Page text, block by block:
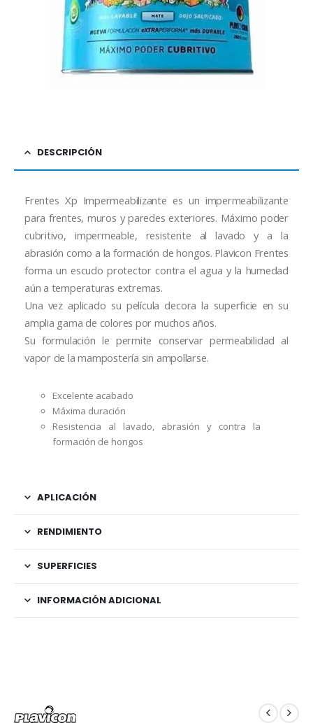
DESCRIPCIÓN
Frentes Xp Impermeabilizante es un impermeabilizante
para frentes, muros y paredes exteriores. Máximo poder
cubritivo, impermeable, resistente al lavado y a la
abrasión como a la formación de hongos. Plavicon Frentes
forma un escudo protector contra el agua y la humedad
aún a temperaturas extremas.
Una vez aplicado su película decora la superficie en su
amplia gama de colores por muchos años.
Su formulación le permite conservar permeabilidad al
vapor de la mampostería sin ampollarse.
Excelente acabado
Máxima duración
Resistencia al lavado, abrasión y contra la
formación de hongos
APLICACIÓN
RENDIMIENTO
SUPERFICIES
INFORMACIÓN ADICIONAL